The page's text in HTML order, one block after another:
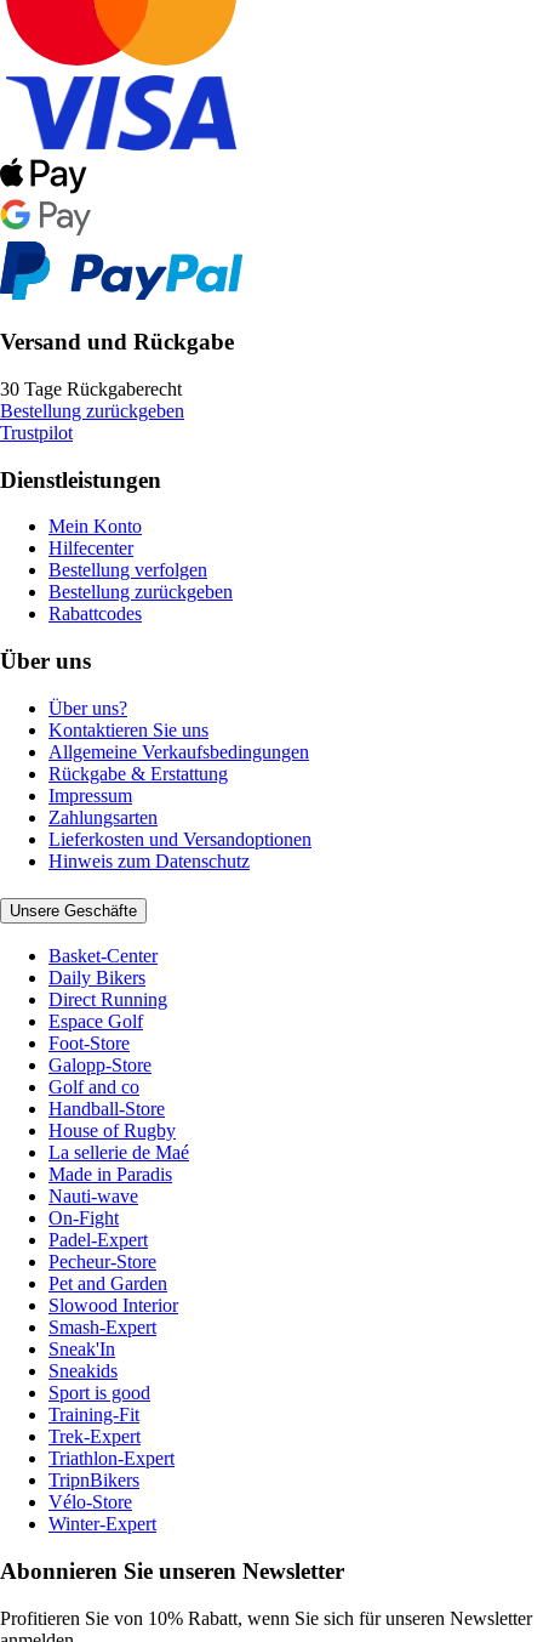
Versand und Rückgabe
30 Tage Rückgaberecht
Bestellung zurückgeben
Trustpilot
Dienstleistungen
Mein Konto
Hilfecenter
Bestellung verfolgen
Bestellung zurückgeben
Rabattcodes
Über uns
Über uns?
Kontaktieren Sie uns
Allgemeine Verkaufsbedingungen
Rückgabe & Erstattung
Impressum
Zahlungsarten
Lieferkosten und Versandoptionen
Hinweis zum Datenschutz
Unsere Geschäfte
Basket-Center
Daily Bikers
Direct Running
Espace Golf
Foot-Store
Galopp-Store
Golf and co
Handball-Store
House of Rugby
La sellerie de Maé
Made in Paradis
Nauti-wave
On-Fight
Padel-Expert
Pecheur-Store
Pet and Garden
Slowood Interior
Smash-Expert
Sneak'In
Sneakids
Sport is good
Training-Fit
Trek-Expert
Triathlon-Expert
TripnBikers
Vélo-Store
Winter-Expert
Abonnieren Sie unseren Newsletter
Profitieren Sie von 10% Rabatt, wenn Sie sich für unseren Newsletter